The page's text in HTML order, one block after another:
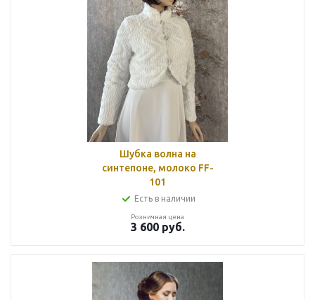
Шубка волна на
синтепоне, молоко FF-
101
Есть в наличии
Розничная цена
3 600руб.